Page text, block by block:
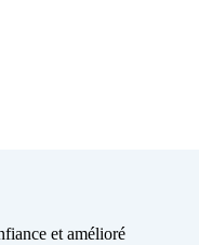
et amélioré